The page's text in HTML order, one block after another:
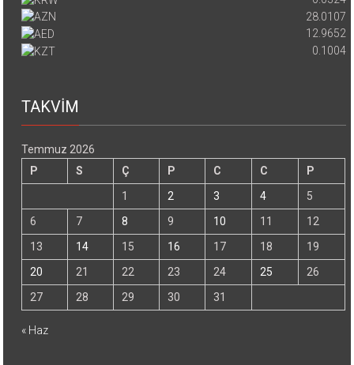
28.0107
12.9652
0.1004
TAKVİM
Temmuz 2026
P
S Ç P C C
P
1
2 3 4
5
6
7 8 9 10 11
12
13
14 15 16 17 18
19
20
21 22 23 24 25
26
27
28 29 30 31
« Haz